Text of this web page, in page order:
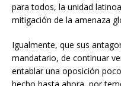
para todos, la unidad
mitigación de la amenaza
Igualmente, que sus
mandatario, de continuar
entablar una oposición
hecho hasta ahora, por